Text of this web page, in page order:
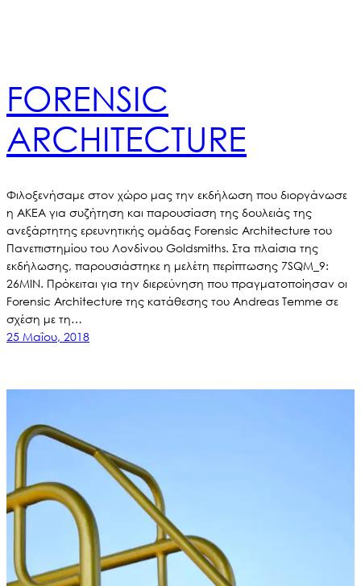
FORENSIC
ARCHITECTURE
Φιλοξενήσαμε στον χώρο μας την εκδήλωση που διοργάνωσε
η ΑΚΕΑ για συζήτηση και παρουσίαση της δουλειάς της
ανεξάρτητης ερευνητικής ομάδας Forensic Architecture του
Πανεπιστημίου του Λονδίνου Goldsmiths. Στα πλαίσια της
εκδήλωσης, παρουσιάστηκε η μελέτη περίπτωσης 7SQM_9:
26MIN. Πρόκειται για την διερεύνηση που πραγματοποίησαν οι
Forensic Architecture της κατάθεσης του Andreas Temme σε
σχέση με τη…
25 Μαΐου, 2018